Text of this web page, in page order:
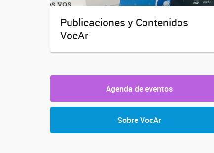
Publicaciones y Contenidos
VocAr
Agenda de eventos
Sobre VocAr